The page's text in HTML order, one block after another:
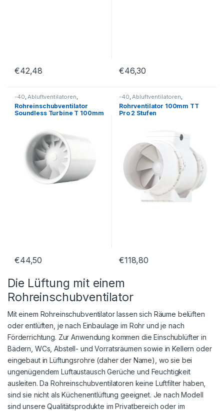
€42,48 €46,30
-40,Abluftventilatoren,
Rohreinschubventilatoren
Rohreinschubventilator
Soundless Turbine T 100mm
€44,50
-40,Abluftventilatoren,
Rohreinschubventilatoren
Rohrventilator 100mm TT
Pro 2 Stufen
€118,80
Die Lüftung mit einem
Rohreinschubventilator
Mit einem Rohreinschubventilator lassen sich Räume belüften
oder entlüften, je nach Einbaulage im Rohr und je nach
Förderrichtung. Zur Anwendung kommen die Einschublüfter in
Bädern, WCs, Abstell- und Vorratsräumen sowie in Kellern oder
eingebaut in Lüftungsrohre (daher der Name), wo sie bei
ungenügendem Luftaustausch Gerüche und Feuchtigkeit
ausleiten. Da Rohreinschubventilatoren keine Luftfilter haben,
sind sie nicht als Küchenentlüftung geeignet. Je nach Modell
sind unsere Qualitätsprodukte im Privatbereich oder im